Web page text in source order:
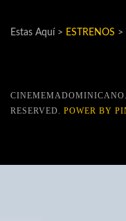
Estas Aquí > ESTRENOS >
RESERVED. POWER BY